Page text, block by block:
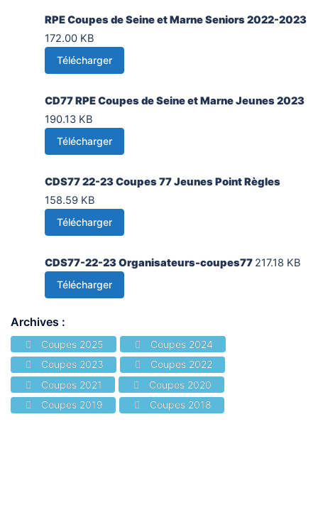
RPE Coupes de Seine et Marne Seniors 2022-2023
172.00 KB
Télécharger
CD77 RPE Coupes de Seine et Marne Jeunes 2023
190.13 KB
Télécharger
CDS77 22-23 Coupes 77 Jeunes Point Règles
158.59 KB
Télécharger
CDS77-22-23 Organisateurs-coupes77 217.18 KB
Télécharger
Archives :
Coupes 2025
Coupes 2024
Coupes 2023
Coupes 2022
Coupes 2021
Coupes 2020
Coupes 2019
Coupes 2018